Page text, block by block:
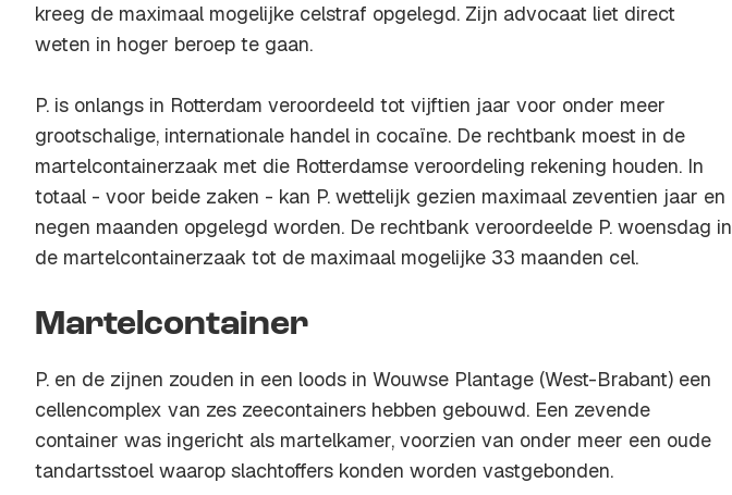
kreeg de maximaal mogelijke celstraf opgelegd. Zijn advocaat liet direct
weten in hoger beroep te gaan.
P. is onlangs in Rotterdam veroordeeld tot vijftien jaar voor onder meer
grootschalige, internationale handel in cocaïne. De rechtbank moest in de
martelcontainerzaak met die Rotterdamse veroordeling rekening houden. In
totaal - voor beide zaken - kan P. wettelijk gezien maximaal zeventien jaar en
negen maanden opgelegd worden. De rechtbank veroordeelde P. woensdag in
de martelcontainerzaak tot de maximaal mogelijke 33 maanden cel.
Martelcontainer
P. en de zijnen zouden in een loods in Wouwse Plantage (West-Brabant) een
cellencomplex van zes zeecontainers hebben gebouwd. Een zevende
container was ingericht als martelkamer, voorzien van onder meer een oude
tandartsstoel waarop slachtoffers konden worden vastgebonden.